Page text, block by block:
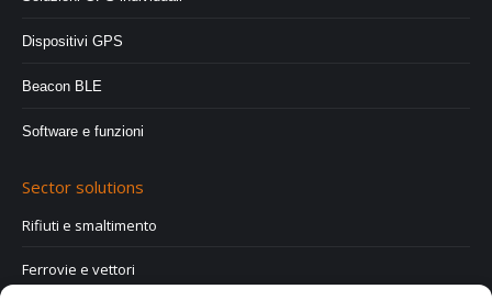
Dispositivi GPS
Beacon BLE
Software e funzioni
Sector solutions
Rifiuti e smaltimento
Ferrovie e vettori